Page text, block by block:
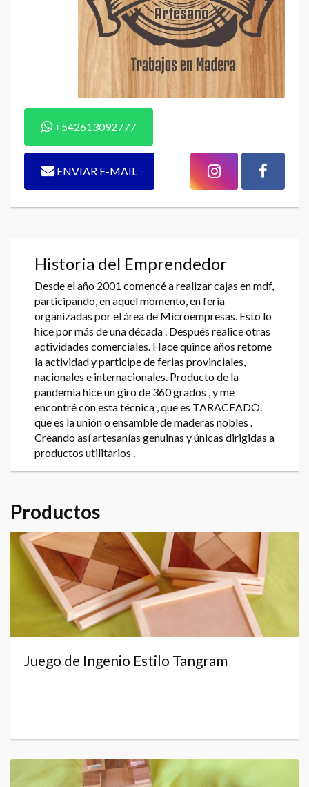
+542613092777
ENVIAR E-MAIL
Historia del Emprendedor
Desde el año 2001 comencé a realizar cajas en mdf,
participando, en aquel momento, en feria
organizadas por el área de Microempresas. Esto lo
hice por más de una década . Después realice otras
actividades comerciales. Hace quince años retome
la actividad y participe de ferias provinciales,
nacionales e internacionales. Producto de la
pandemia hice un giro de 360 grados , y me
encontré con esta técnica , que es TARACEADO.
que es la unión o ensamble de maderas nobles .
Creando así artesanías genuinas y únicas dirigidas a
productos utilitarios .
Productos
Juego de Ingenio Estilo Tangram